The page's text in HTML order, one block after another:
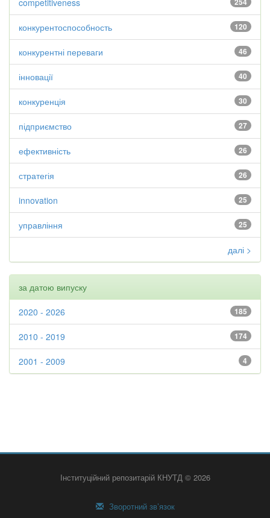
competitiveness
120
конкурентоспособность
46
конкурентні переваги
40
інновації
30
конкуренція
27
підприємство
26
ефективність
26
стратегія
25
innovation
25
управління
далі >
за датою випуску
185
2020 - 2026
174
2010 - 2019
4
2001 - 2009
Інституційний репозитарій КНУТД © 2026
Зворотний зв’язок